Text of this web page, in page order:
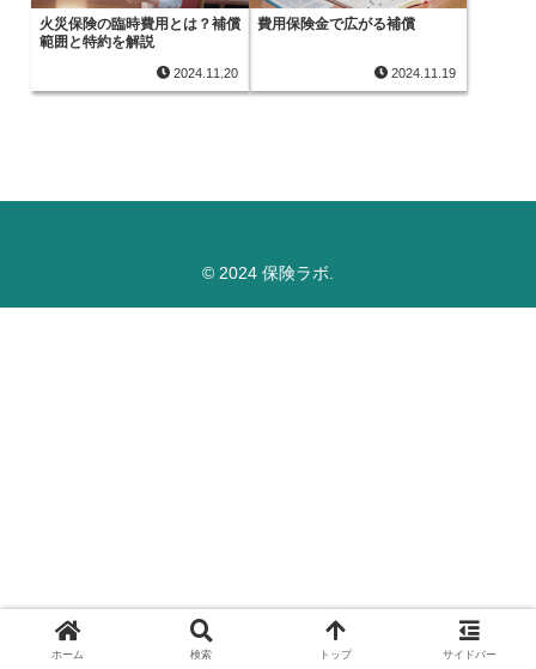
火災保険の臨時費用とは？補償
範囲と特約を解説
2024.11.20
費用保険金で広がる補償
2024.11.19
© 2024 保険ラボ.
ホーム 検索 トップ サイドバー